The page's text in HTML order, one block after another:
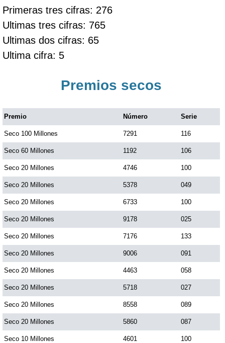
Primeras tres cifras: 276
Ultimas tres cifras: 765
Ultimas dos cifras: 65
Ultima cifra: 5
Premios secos
Premio Número Serie
Seco 100 Millones 7291 116
Seco 60 Millones 1192 106
Seco 20 Millones 4746 100
Seco 20 Millones 5378 049
Seco 20 Millones 6733 100
Seco 20 Millones 9178 025
Seco 20 Millones 7176 133
Seco 20 Millones 9006 091
Seco 20 Millones 4463 058
Seco 20 Millones 5718 027
Seco 20 Millones 8558 089
Seco 20 Millones 5860 087
Seco 10 Millones 4601 100